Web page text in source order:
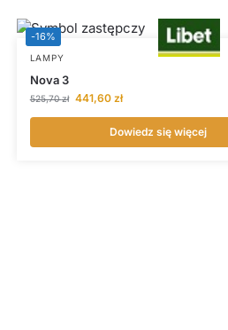
-16%
LAMPY
Nova 3
525,70zł 441,60 zł
Dowiedz się więcej